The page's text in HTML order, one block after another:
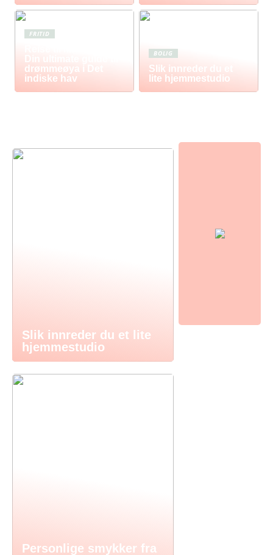
FRITID
Din ultimate guide til
drømmeøya i Det
indiske hav
BOLIG
Slik innreder du et
lite hjemmestudio
Slik innreder du et lite
hjemmestudio
Personlige smykker fra